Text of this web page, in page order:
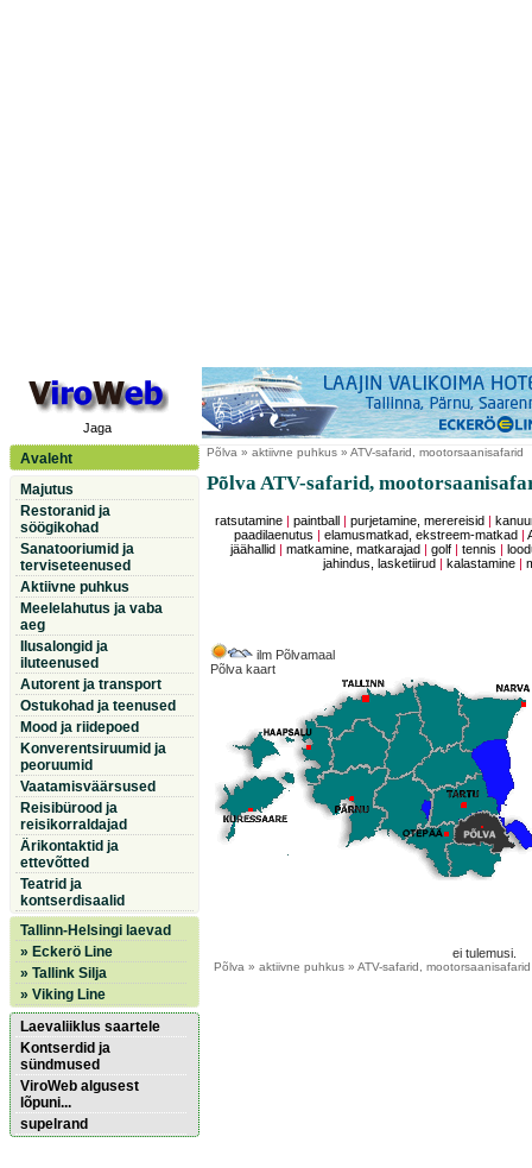
Jaga
Avaleht
Majutus
Restoranid ja
söögikohad
Sanatooriumid ja
terviseteenused
Aktiivne puhkus
Meelelahutus ja vaba
aeg
Ilusalongid ja
iluteenused
Autorent ja transport
Ostukohad ja teenused
Mood ja riidepoed
Konverentsiruumid ja
peoruumid
Vaatamisväärsused
Reisibürood ja
reisikorraldajad
Ärikontaktid ja
ettevõtted
Teatrid ja
kontserdisaalid
Tallinn-Helsingi laevad
» Eckerö Line
» Tallink Silja
» Viking Line
Laevaliiklus saartele
Kontserdid ja
sündmused
ViroWeb algusest
lõpuni...
supelrand
Põlva » aktiivne puhkus » ATV-safarid, mootorsaanisafarid
Põlva ATV-safarid,
ratsutamine| paintball purjetamine, merereisid
paadilaenutus
|elamusmatkad, ekstreem-matkad |
jäähallid
matkamine, matkarajad golf| tennis
jahindus, lasketiirud
kalastamine |
ilm Põlvamaal
Põlva kaart
ei tulemusi.
Põlva » aktiivne puhkus » ATV-safarid, mootorsaanisafarid